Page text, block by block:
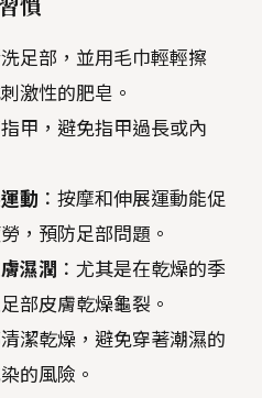
洗足部，並用毛巾輕輕擦
激性的肥皂。
指甲，避免指甲過長或內
動 ：按摩和伸展運動能促
，預防足部問題。
濕潤 ：尤其是在乾燥的季
部皮膚乾燥龜裂。
清潔乾燥，避免穿著潮濕的
的風險。